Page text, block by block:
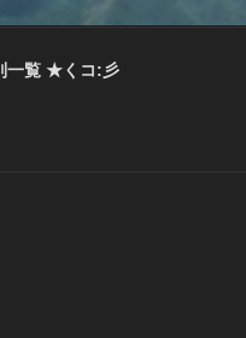
一覧 ★くコ:彡